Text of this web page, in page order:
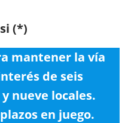
(*)
mantener la vía
de seis
nueve locales.
en juego.